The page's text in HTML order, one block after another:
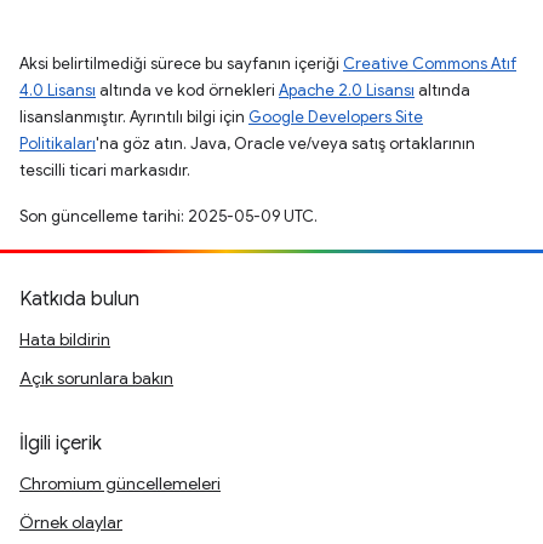
Aksi belirtilmediği sürece bu sayfanın içeriği Creative Commons Atıf
4.0 Lisansı altında ve kod örnekleri Apache 2.0 Lisansı altında
lisanslanmıştır. Ayrıntılı bilgi için Google Developers Site
Politikaları'na göz atın. Java, Oracle ve/veya satış ortaklarının
tescilli ticari markasıdır.
Son güncelleme tarihi: 2025-05-09 UTC.
Katkıda bulun
Hata bildirin
Açık sorunlara bakın
İlgili içerik
Chromium güncellemeleri
Örnek olaylar